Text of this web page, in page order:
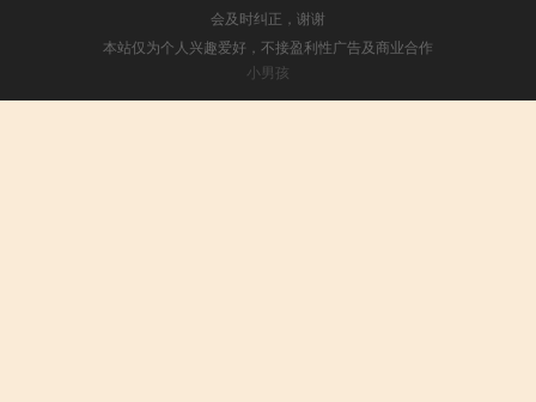
会及时纠正，谢谢
本站仅为个人兴趣爱好，不接盈利性广告及商业合作
小男孩